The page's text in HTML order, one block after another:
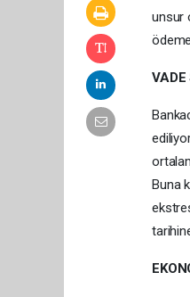
unsur
VADE
Buna